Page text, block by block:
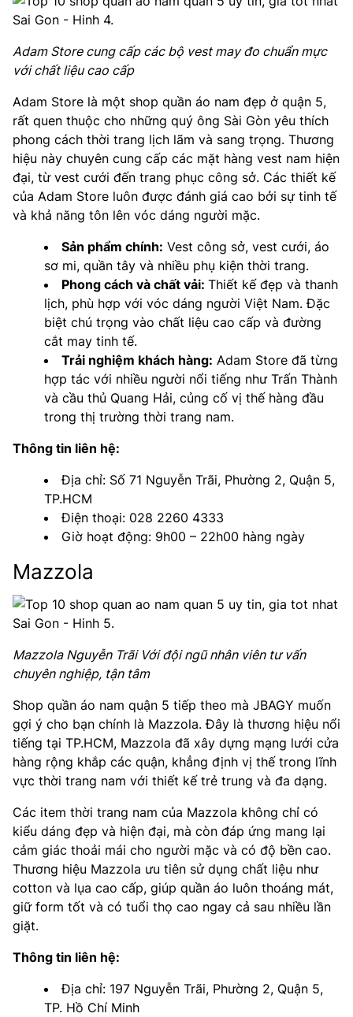
Adam Store cung cấp các bộ vest may đo chuẩn mực
với chất liệu cao cấp
Adam Store là một shop quần áo nam đẹp ở quận 5,
rất quen thuộc cho những quý ông Sài Gòn yêu thích
phong cách thời trang lịch lãm và sang trọng. Thương
hiệu này chuyên cung cấp các mặt hàng vest nam hiện
đại, từ vest cưới đến trang phục công sở. Các thiết kế
của Adam Store luôn được đánh giá cao bởi sự tinh tế
và khả năng tôn lên vóc dáng người mặc.
Sản phẩm chính: Vest công sở, vest cưới, áo
sơ mi, quần tây và nhiều phụ kiện thời trang.
Phong cách và chất vải: Thiết kế đẹp và thanh
lịch, phù hợp với vóc dáng người Việt Nam. Đặc
biệt chú trọng vào chất liệu cao cấp và đường
cắt may tinh tế.
Trải nghiệm khách hàng: Adam Store đã từng
hợp tác với nhiều người nổi tiếng như Trấn Thành
và cầu thủ Quang Hải, củng cố vị thế hàng đầu
trong thị trường thời trang nam.
Thông tin liên hệ:
Địa chỉ: Số 71 Nguyễn Trãi, Phường 2, Quận 5,
TP.HCM
Điện thoại: 028 2260 4333
Giờ hoạt động: 9h00 – 22h00 hàng ngày
Mazzola
Mazzola Nguyễn Trãi Với đội ngũ nhân viên tư vấn
chuyên nghiệp, tận tâm
Shop quần áo nam quận 5 tiếp theo mà JBAGY muốn
gợi ý cho bạn chính là Mazzola. Đây là thương hiệu nổi
tiếng tại TP.HCM, Mazzola đã xây dựng mạng lưới cửa
hàng rộng khắp các quận, khẳng định vị thế trong lĩnh
vực thời trang nam với thiết kế trẻ trung và đa dạng.
Các item thời trang nam của Mazzola không chỉ có
kiểu dáng đẹp và hiện đại, mà còn đáp ứng mang lại
cảm giác thoải mái cho người mặc và có độ bền cao.
Thương hiệu Mazzola ưu tiên sử dụng chất liệu như
cotton và lụa cao cấp, giúp quần áo luôn thoáng mát,
giữ form tốt và có tuổi thọ cao ngay cả sau nhiều lần
giặt.
Thông tin liên hệ:
Địa chỉ: 197 Nguyễn Trãi, Phường 2, Quận 5,
TP. Hồ Chí Minh